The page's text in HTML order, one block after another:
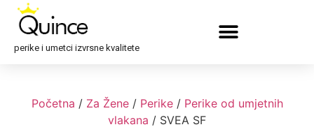
perike i umetci izvrsne kvalitete
Početna / Za Žene/ Perike/ Perike od umjetnih
vlakana / SVEA SF